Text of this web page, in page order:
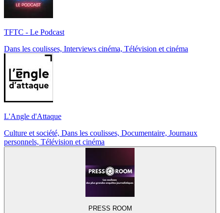
TFTC - Le Podcast
Dans les coulisses, Interviews cinéma, Télévision et cinéma
L'Angle d'Attaque
Culture et société, Dans les coulisses, Documentaire, Journaux
personnels, Télévision et cinéma
PRESS ROOM